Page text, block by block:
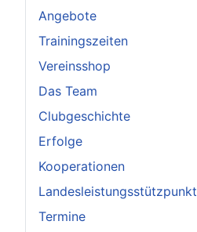
Angebote
Trainingszeiten
Vereinsshop
Das Team
Clubgeschichte
Erfolge
Kooperationen
Landesleistungsstützpunkt
Termine